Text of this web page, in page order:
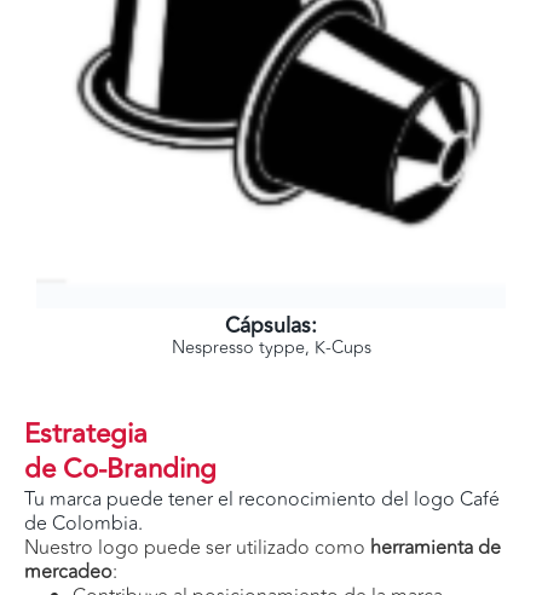
Cápsulas:
Nespresso typpe, K-Cups
Estrategia
de Co-Branding
Tu marca puede tener el reconocimiento del logo Café
de Colombia.
Nuestro logo puede ser utilizado como herramienta de
mercadeo: